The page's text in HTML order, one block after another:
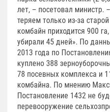
лет, – посетовал министр.
теряем только из-за
комбайн приходится 900
убирали 45 дней». По
2013 года по
куплено 388
78 посевных комплекса и
комбайна. По мнению
Постановление 1432 не
перевооружение